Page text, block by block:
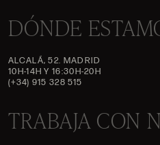
DÓNDE
ALCALÁ, 52. MADRID
10H-14H Y 16:30H-20H
(+34) 915 328 515
TRABAJA CON